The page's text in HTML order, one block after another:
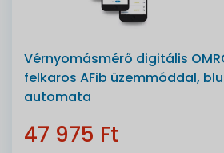
Vérnyomásmérő digitális
felkaros AFib üzemmóddal,
automata
47 975 Ft